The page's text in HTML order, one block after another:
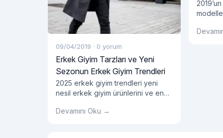
09/04/2019 · 0 yorum
Erkek Giyim Tarzları ve Yeni
Sezonun Erkek Giyim Trendleri
2025 erkek giyim trendleri yeni
nesil erkek giyim ürünlerini ve en
çekmeye devam ediyor. En dikkat
Devamını Oku →